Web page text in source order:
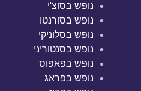
נופש בסוצ'י
נופש בסורנטו
נופש בסלוניקי
נופש בסנטוריני
נופש בפאפוס
נופש בפראג